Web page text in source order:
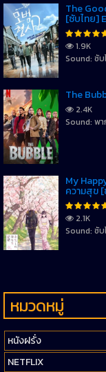
The
[ซับไทย]
1.9K
Sound: ซับ
The
2.4K
Sound: พ
My
ความสุข
2.1K
Sound: ซับ
หมวดหมู่
หนังฝรั่ง
NETFLIX